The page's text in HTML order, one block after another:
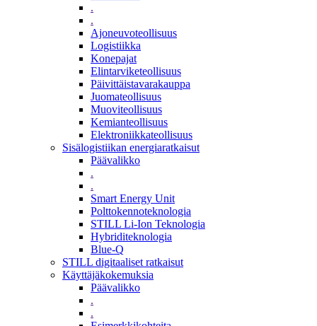
.
.
Ajoneuvoteollisuus
Logistiikka
Konepajat
Elintarviketeollisuus
Päivittäistavarakauppa
Juomateollisuus
Muoviteollisuus
Kemianteollisuus
Elektroniikkateollisuus
Sisälogistiikan energiaratkaisut
Päävalikko
.
.
Smart Energy Unit
Polttokennoteknologia
STILL Li-Ion Teknologia
Hybriditeknologia
Blue-Q
STILL digitaaliset ratkaisut
Käyttäjäkokemuksia
Päävalikko
.
.